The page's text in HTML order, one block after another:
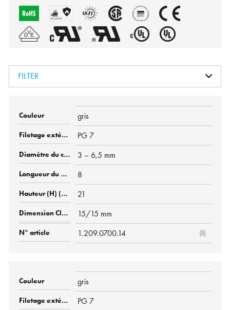
FILTER
gris
PG 7
3 – 6,5 mm
8
21
15/15 mm
1.209.0700.14
gris
PG 7